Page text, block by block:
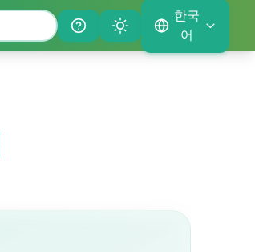
Help
Theme
한국
어